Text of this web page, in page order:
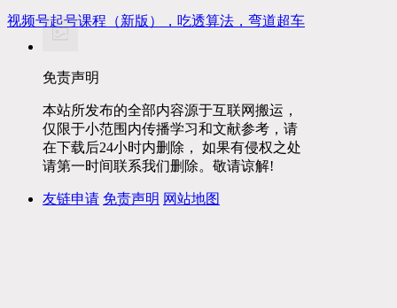
视频号起号课程（新版），吃透算法，弯道超车
免责声明
本站所发布的全部内容源于互联网搬运，
仅限于小范围内传播学习和文献参考，请
在下载后24小时内删除， 如果有侵权之处
请第一时间联系我们删除。敬请谅解!
友链申请 免责声明 网站地图